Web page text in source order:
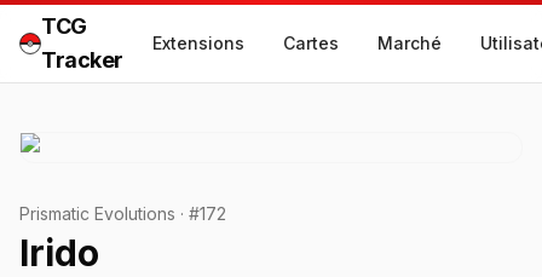
TCG
Tracker
Extensions Cartes Marché
Prismatic Evolutions · #172
Irido